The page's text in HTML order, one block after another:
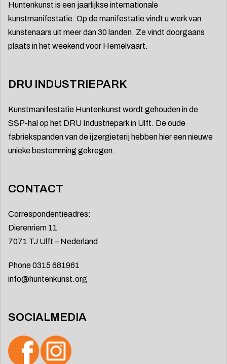
Huntenkunst is een jaarlijkse internationale
kunstmanifestatie. Op de manifestatie vindt u werk van
kunstenaars uit meer dan 30 landen. Ze vindt doorgaans
plaats in het weekend voor Hemelvaart.
DRU INDUSTRIEPARK
Kunstmanifestatie Huntenkunst wordt gehouden in de
SSP-hal op het DRU Industriepark in Ulft. De oude
fabriekspanden van de ijzergieterij hebben hier een nieuwe
unieke bestemming gekregen.
CONTACT
Correspondentieadres:
Dierenriem 11
7071 TJ Ulft – Nederland
Phone 0315 681961
info@huntenkunst.org
SOCIALMEDIA